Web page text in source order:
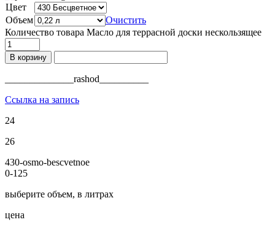
Цвет
Объем
Очистить
Количество товара Масло для террасной доски нескользящее
В корзину
______________rashod__________
Ссылка на запись
24
26
430-osmo-bescvetnoe
0-125
выберите объем, в литрах
цена